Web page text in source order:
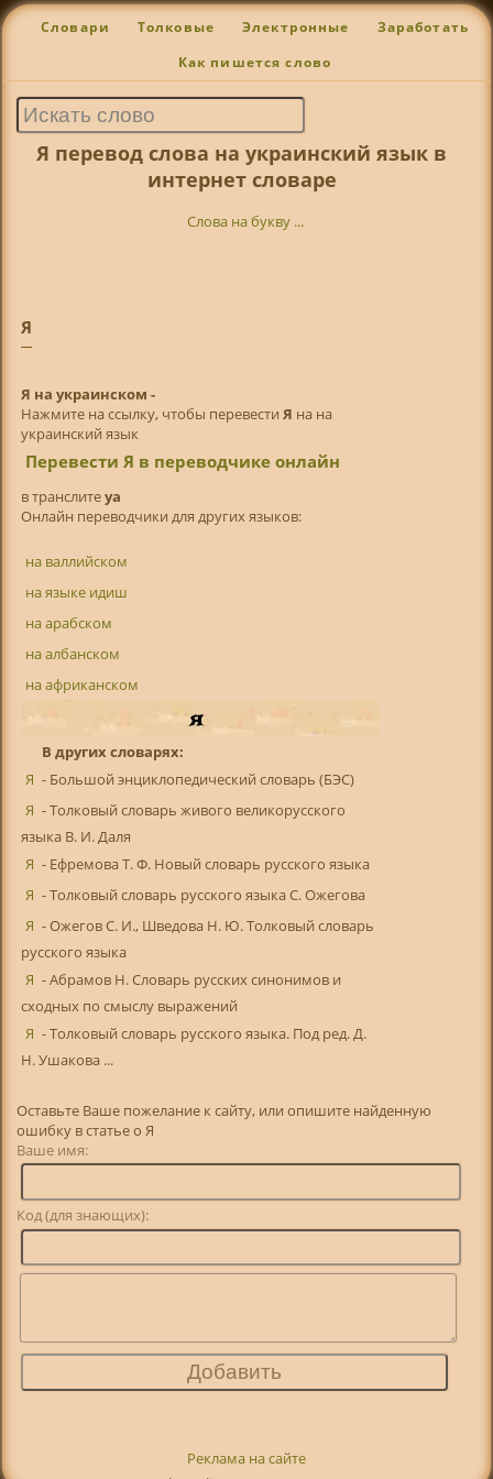
Словари Толковые Электронные Заработать
Как пишется слово
Я перевод слова на украинский язык в
интернет словаре
Слова на букву ...
Я
Я на украинском -
Нажмите на ссылку, чтобы перевести Я на на
украинский язык
Перевести Я в переводчике онлайн
в транслитeya
Онлайн переводчики для других языков:
на валлийском
на языке идиш
на арабском
на албанском
на африканском
В других словарях:
Я - Большой энциклопедический словарь (БЭС)
Я - Толковый словарь живого великорусского
языка В. И. Даля
Я - Ефремова Т. Ф. Новый словарь русского языка
Я - Толковый словарь русского языка С. Ожегова
Я - Ожегов С. И., Шведова Н. Ю. Толковый словарь
русского языка
Я - Абрамов Н. Словарь русских синонимов и
сходных по смыслу выражений
Я - Толковый словарь русского языка. Под ред. Д.
Н. Ушакова ...
Оставьте Ваше пожелание к сайту, или опишите найденную
ошибку в статье о Я
Ваше имя:
Код (для знающих):
Реклама на сайте